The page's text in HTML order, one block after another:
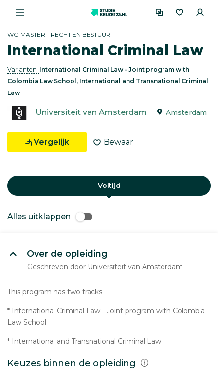
WO MASTER - RECHT EN BESTUUR
International Criminal Law
Varianten: International Criminal Law - Joint program with
Colombia Law School, International and Transnational Criminal
Law
Universiteit van Amsterdam Amsterdam
Vergelijk Bewaar
Voltijd
Alles uitklappen
Over de opleiding
Geschreven door Universiteit van Amsterdam
This program has two tracks
* International Criminal Law - Joint program with Colombia
Law School
* International and Transnational Criminal Law
Keuzes binnen de opleiding